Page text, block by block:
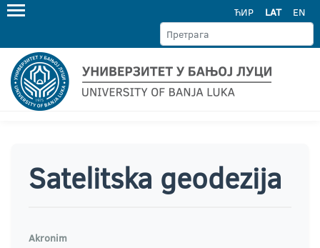
ЋИР LAT EN
Satelitska geodezija
Akronim